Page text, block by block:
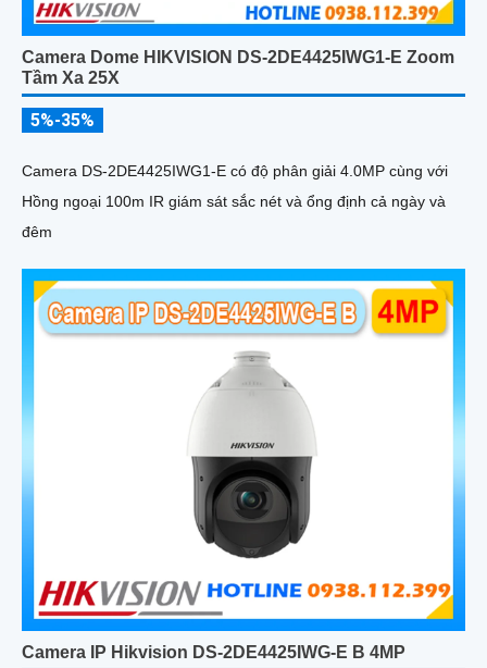
Camera Dome HIKVISION DS-2DE4425IWG1-E Zoom
Tầm Xa 25X
5%-35%
Camera DS-2DE4425IWG1-E có độ phân giải 4.0MP cùng với
Hồng ngoại 100m IR giám sát sắc nét và ổng định cả ngày và
đêm
Camera IP Hikvision DS-2DE4425IWG-E B 4MP